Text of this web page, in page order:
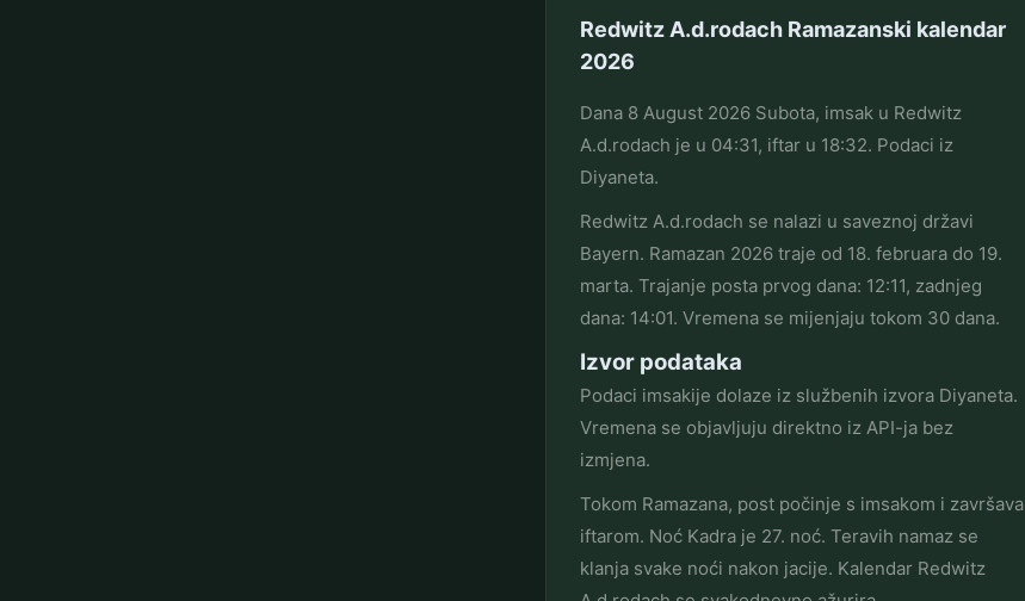
Redwitz A.d.rodach Ramazanski kalendar
2026
Dana 8 August 2026 Subota, imsak u Redwitz
A.d.rodach je u 04:31, iftar u 18:32. Podaci iz
Diyaneta.
Redwitz A.d.rodach se nalazi u saveznoj državi
Bayern. Ramazan 2026 traje od 18. februara do 19.
marta. Trajanje posta prvog dana: 12:11, zadnjeg
dana: 14:01. Vremena se mijenjaju tokom 30 dana.
Izvor podataka
Podaci imsakije dolaze iz službenih izvora Diyaneta.
Vremena se objavljuju direktno iz API-ja bez
izmjena.
Tokom Ramazana, post počinje s imsakom i završava
iftarom. Noć Kadra je 27. noć. Teravih namaz se
klanja svake noći nakon jacije. Kalendar Redwitz